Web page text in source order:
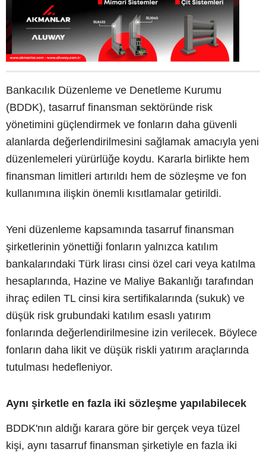
Bankacılık Düzenleme ve Denetleme Kurumu
(BDDK), tasarruf finansman sektöründe risk
yönetimini güçlendirmek ve fonların daha güvenli
alanlarda değerlendirilmesini sağlamak amacıyla yeni
düzenlemeleri yürürlüğe koydu. Kararla birlikte hem
finansman limitleri artırıldı hem de sözleşme ve fon
kullanımına ilişkin önemli kısıtlamalar getirildi.
Yeni düzenleme kapsamında tasarruf finansman
şirketlerinin yönettiği fonların yalnızca katılım
bankalarındaki Türk lirası cinsi özel cari veya katılma
hesaplarında, Hazine ve Maliye Bakanlığı tarafından
ihraç edilen TL cinsi kira sertifikalarında (sukuk) ve
düşük risk grubundaki katılım esaslı yatırım
fonlarında değerlendirilmesine izin verilecek. Böylece
fonların daha likit ve düşük riskli yatırım araçlarında
tutulması hedefleniyor.
Aynı şirketle en fazla iki sözleşme yapılabilecek
BDDK'nın aldığı karara göre bir gerçek veya tüzel
kişi, aynı tasarruf finansman şirketiyle en fazla iki